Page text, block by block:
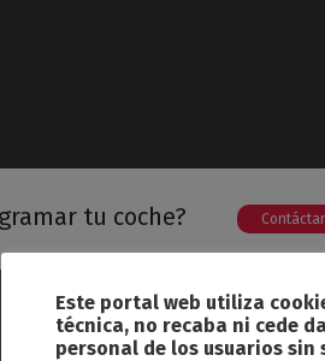
tu coche?
Este portal web utiliza
técnica, no recaba ni cede
personal de los usuarios sin